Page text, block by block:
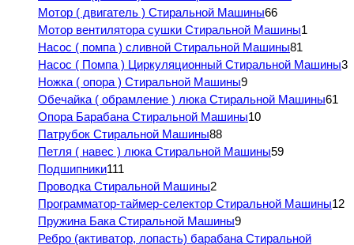
Мотор ( двигатель ) Стиральной Машины66
Мотор вентилятора сушки Стиральной Машины1
Насос ( помпа ) сливной Стиральной Машины81
Насос ( Помпа ) Циркуляционный Стиральной Машины3
Ножка ( опора ) Стиральной Машины9
Обечайка ( обрамление ) люка Стиральной Машины61
Опора Барабана Стиральной Машины10
Патрубок Стиральной Машины88
Петля ( навес ) люка Стиральной Машины59
Подшипники111
Проводка Стиральной Машины2
Программатор-таймер-селектор Стиральной Машины12
Пружина Бака Стиральной Машины9
Ребро (активатор, лопасть) барабана Стиральной